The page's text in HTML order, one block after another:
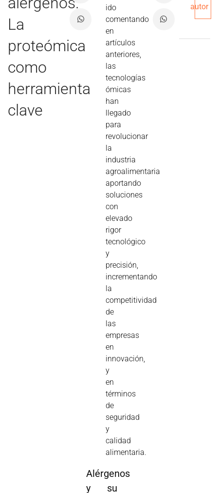
La
proteómica
como
herramienta
clave
ido
comentando
en
artículos
anteriores,
las
tecnologías
ómicas
han
llegado
para
revolucionar
la
industria
agroalimentaria
aportando
soluciones
con
elevado
rigor
tecnológico
y
precisión,
incrementando
la
competitividad
de
las
empresas
en
innovación,
y
en
términos
de
seguridad
y
calidad
alimentaria.
Alérgenos
y su
autor